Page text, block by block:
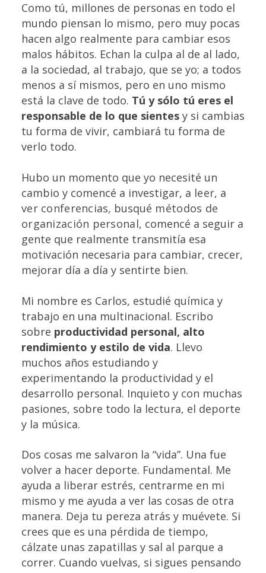
Como tú, millones de personas en todo el
mundo piensan lo mismo, pero muy pocas
hacen algo realmente para cambiar esos
malos hábitos. Echan la culpa al de al lado,
a la sociedad, al trabajo, que se yo; a todos
menos a sí mismos, pero en uno mismo
está la clave de todo. Tú y sólo tú eres el
responsable de lo que sientes y si cambias
tu forma de vivir, cambiará tu forma de
verlo todo.
Hubo un momento que yo necesité un
cambio y comencé a investigar, a leer, a
ver conferencias, busqué métodos de
organización personal, comencé a seguir a
gente que realmente transmitía esa
motivación necesaria para cambiar, crecer,
mejorar día a día y sentirte bien.
Mi nombre es Carlos, estudié química y
trabajo en una multinacional. Escribo
sobre productividad personal, alto
rendimiento y estilo de vida. Llevo
muchos años estudiando y
experimentando la productividad y el
desarrollo personal. Inquieto y con muchas
pasiones, sobre todo la lectura, el deporte
y la música.
Dos cosas me salvaron la “vida”. Una fue
volver a hacer deporte. Fundamental. Me
ayuda a liberar estrés, centrarme en mi
mismo y me ayuda a ver las cosas de otra
manera. Deja tu pereza atrás y muévete. Si
crees que es una pérdida de tiempo,
cálzate unas zapatillas y sal al parque a
correr. Cuando vuelvas, si sigues pensando